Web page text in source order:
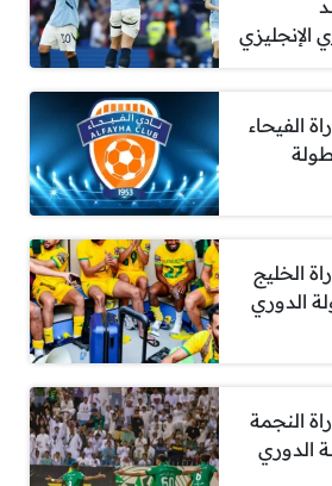
الإنجليزي
الفيحاء
الخليج
الدوري
النجمة
الدوري